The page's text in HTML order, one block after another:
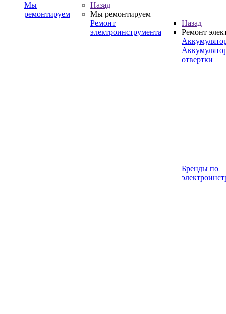
Мы
ремонтируем
Назад
Мы ремонтируем
Ремонт
электроинструмента
Назад
Ремонт
отвертки
Бренды по